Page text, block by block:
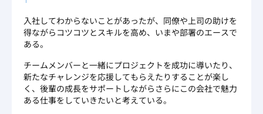
入社してわからないことがあったが、同僚や上司の助けを
得ながらコツコツとスキルを高め、いまや部署のエースで
ある。
チームメンバーと一緒にプロジェクトを成功に導いたり、
新たなチャレンジを応援してもらえたりすることが楽し
く、後輩の成長をサポートしながらさらにこの会社で魅力
ある仕事をしていきたいと考えている。